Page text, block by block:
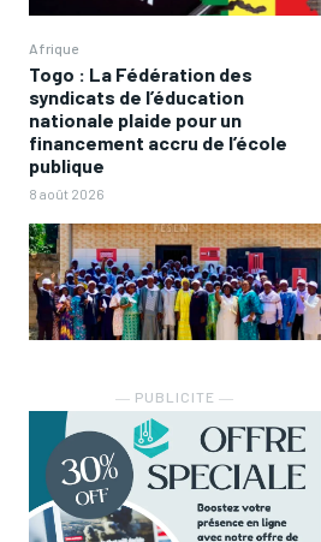
Afrique
Togo : La Fédération des
syndicats de l’éducation
nationale plaide pour un
financement accru de l’école
publique
8 août 2026
― PUBLICITE ―